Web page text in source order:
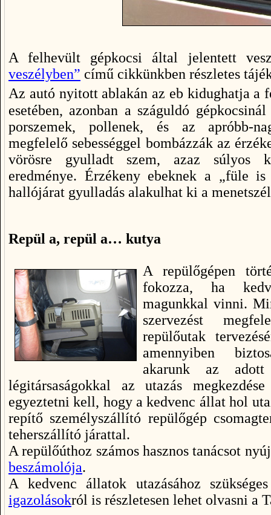
A felhevült gépkocsi által jelentett
veszélyben” című cikkünkben részletes
Az autó nyitott ablakán az eb kidughatja a
esetében, azonban a száguldó
porszemek, pollenek, és az apróbb-
megfelelő sebességgel bombázzák az
vörösre gyulladt szem, azaz súlyos
eredménye. Érzékeny ebeknek a „füle
hallójárat gyulladás alakulhat ki a
Repül a, repül a… kutya
A repülőgépen
fokozza, ha
magunkkal vinni.
szervezést
repülőutak
amennyiben
akarunk az
légitársaságokkal az utazás
egyeztetni kell, hogy a kedvenc állat hol
repítő személyszállító repülőgép
teherszállító járattal.
A repülőúthoz számos hasznos tanácsot
beszámolója.
A kedvenc állatok utazásához
igazolásokról is részletesen lehet olvasni a